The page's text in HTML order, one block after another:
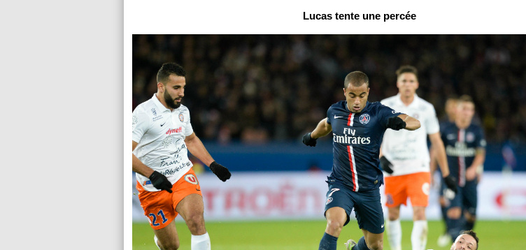
Lucas tente une percée